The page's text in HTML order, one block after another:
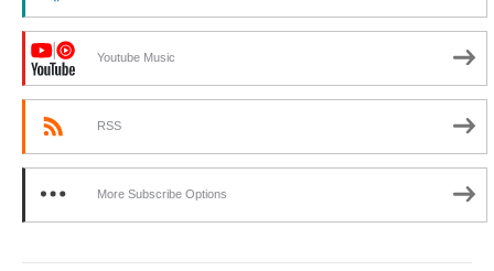
Youtube Music
RSS
More Subscribe Options